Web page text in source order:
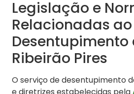
Legislação e
Relacionadas ao
Desentupimento
Ribeirão Pires
O serviço de desentupimento